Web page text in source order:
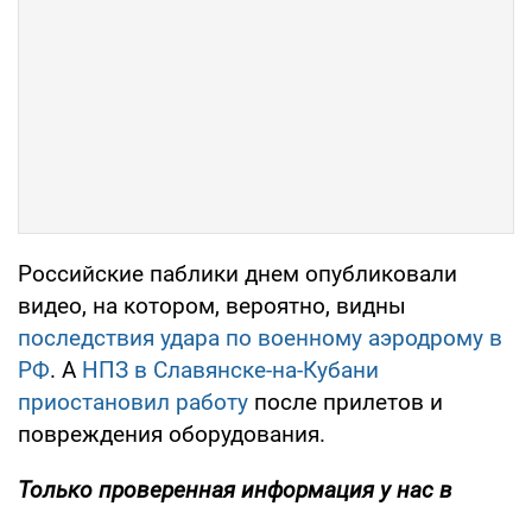
Российские паблики днем опубликовали
видео, на котором, вероятно, видны
последствия удара по военному аэродрому в
РФ. А НПЗ в Славянске-на-Кубани
приостановил работу после прилетов и
повреждения оборудования.
Только проверенная информация у нас в